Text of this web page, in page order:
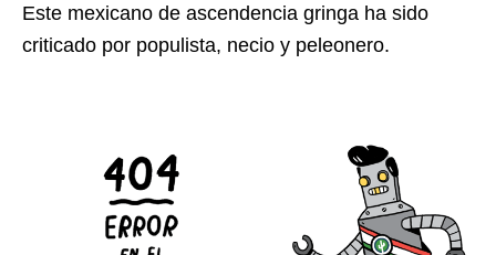
Este mexicano de ascendencia gringa ha sido
criticado por populista, necio y peleonero.